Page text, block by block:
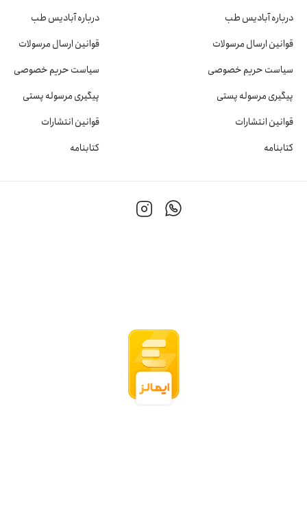
درباره آبادیس طب
قوانین ارسال مرسولات
سیاست حریم خصوصی
پیگیری مرسوله پستی
قوانین انتشارات
کتابنامه
درباره آبادیس طب
قوانین ارسال مرسولات
سیاست حریم خصوصی
پیگیری مرسوله پستی
قوانین انتشارات
کتابنامه